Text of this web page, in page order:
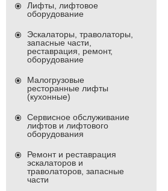
Лифты, лифтовое
оборудование
Эскалаторы, траволаторы,
запасные части,
реставрация, ремонт,
оборудование
Малогрузовые
ресторанные лифты
(кухонные)
Сервисное обслуживание
лифтов и лифтового
оборудования
Ремонт и реставрация
эскалаторов и
траволаторов, запасные
части